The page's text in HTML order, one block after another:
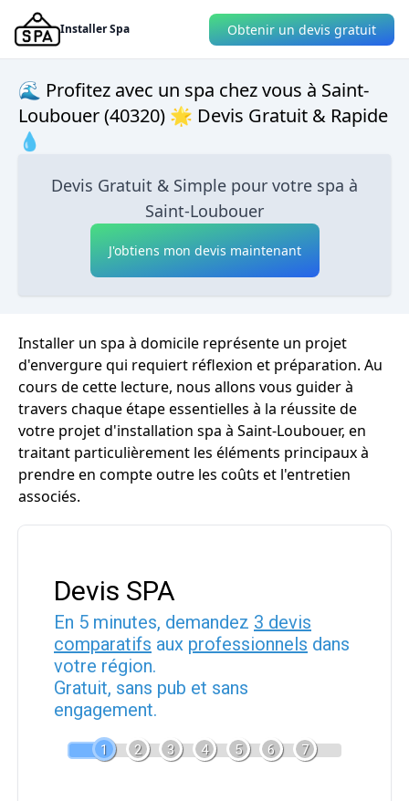
Installer Spa Obtenir un devis gratuit
🌊 Profitez avec un spa chez vous à Saint-
Loubouer (40320) 🌟 Devis Gratuit & Rapide
💧
Devis Gratuit & Simple pour votre spa à
Saint-Loubouer
J'obtiens mon devis maintenant
Installer un spa à domicile représente un projet
d'envergure qui requiert réflexion et préparation. Au
cours de cette lecture, nous allons vous guider à
travers chaque étape essentielles à la réussite de
votre projet d'installation spa à Saint-Loubouer, en
traitant particulièrement les éléments principaux à
prendre en compte outre les coûts et l'entretien
associés.
Devis SPA
En 5 minutes, demandez 3 devis
comparatifs aux professionnels dans
votre région.
Gratuit, sans pub et sans
engagement.
1 2 3 4 5 6 7